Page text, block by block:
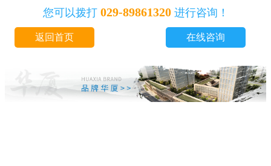
您可以拨打 029-89861320进行咨询！
返回首页 在线咨询